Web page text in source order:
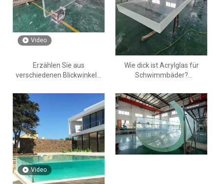
Video
Erzählen Sie aus
verschiedenen Blickwinkeln,
verwenden – Leyu
Wie dick ist Acrylglas für
Schwimmbäder?
Acrylglas – Leyu
Video